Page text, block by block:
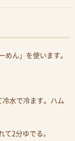
ん」を使います。
水で冷ます。ハム
て2分ゆでる。